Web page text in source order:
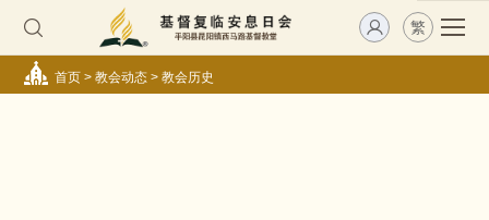
繁
首页> 教会动态> 教会历史